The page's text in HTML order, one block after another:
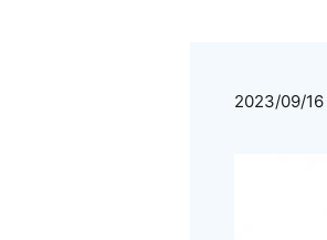
2023/09/16